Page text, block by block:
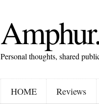
Personal thoughts, shared
HOME Reviews